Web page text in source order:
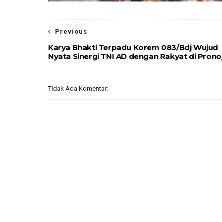
Previous
Karya Bhakti Terpadu Korem 083/Bdj Wujud
Nyata Sinergi TNI AD dengan Rakyat di
Tidak Ada Komentar: